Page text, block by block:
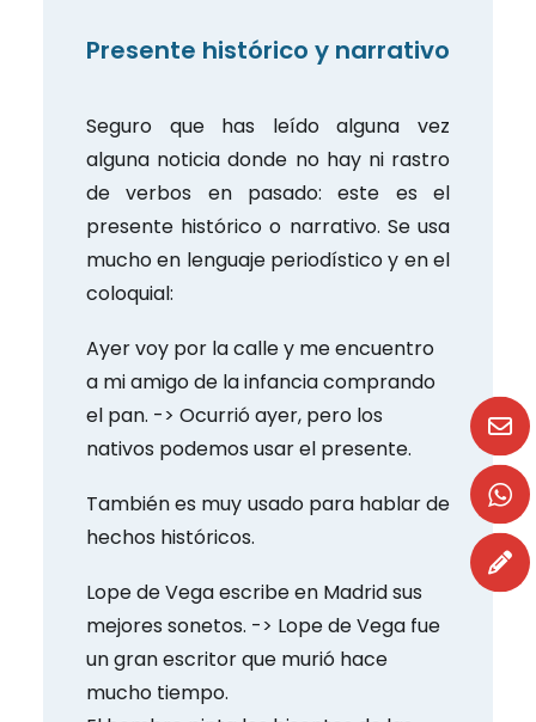
Presente histórico y narrativo
Seguro que has leído alguna vez
alguna noticia donde no hay ni rastro
de verbos en pasado: este es el
presente histórico o narrativo. Se usa
mucho en lenguaje periodístico y en el
coloquial:
Ayer voy por la calle y me encuentro
a mi amigo de la infancia comprando
el pan. -> Ocurrió ayer, pero los
nativos podemos usar el presente.
También es muy usado para hablar de
hechos históricos.
Lope de Vega escribe en Madrid sus
mejores sonetos. -> Lope de Vega fue
un gran escritor que murió hace
mucho tiempo.